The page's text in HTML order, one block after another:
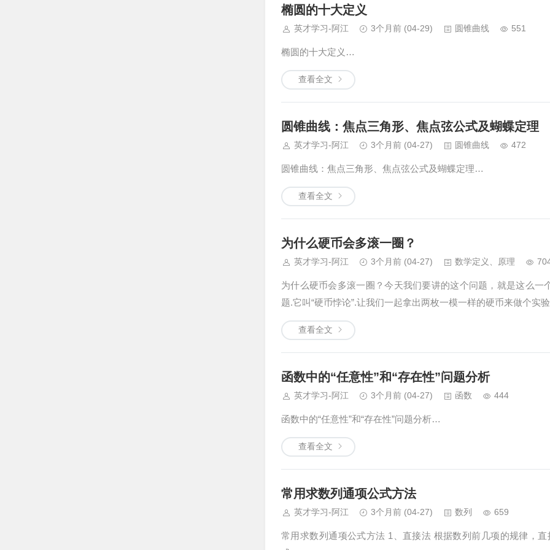
椭圆的十大定义
英才学习-阿江 3个月前 (04-29) 圆锥曲线 551
椭圆的十大定义…
查看全文
圆锥曲线：焦点三角形、焦点弦公式及蝴蝶定理
英才学习-阿江 3个月前 (04-27) 圆锥曲线 472
圆锥曲线：焦点三角形、焦点弦公式及蝴蝶定理…
查看全文
为什么硬币会多滚一圈？
英才学习-阿江 3个月前 (04-27) 数学定义、原理
为什么硬币会多滚一圈？今天我们要讲的这个问题，就是这么一
题.它叫“硬币悖论”.让我们一起拿出两枚一模一样的硬币来做个实
查看全文
函数中的“任意性”和“存在性”问题分析
英才学习-阿江 3个月前 (04-27) 函数 444
函数中的“任意性”和“存在性”问题分析…
查看全文
常用求数列通项公式方法
英才学习-阿江 3个月前 (04-27) 数列 659
常用求数列通项公式方法 1、直接法 根据数列前几项的规律，